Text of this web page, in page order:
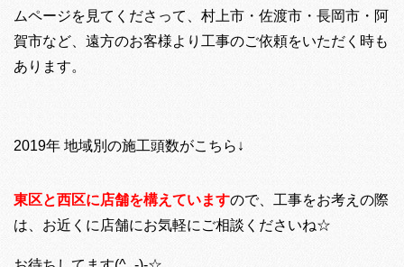
ムページを見てくださって、村上市・佐渡市・長岡市・阿
賀市など、遠方のお客様より工事のご依頼をいただく時も
あります。
2019年 地域別の施工頭数がこちら↓
東区と西区に店舗を構えていますので、工事をお考えの際
は、お近くに店舗にお気軽にご相談くださいね☆